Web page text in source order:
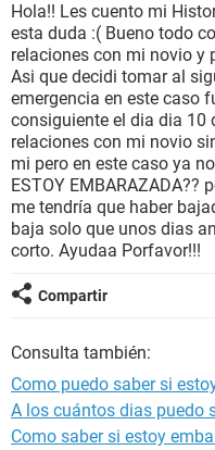
BIENESTAR
SEXUALIDAD
GLOSARIO
Hola!! Les cuento mi
esta duda :( Bueno todo
relaciones con mi novio y
Asi que decidi tomar al
emergencia en este caso
consiguiente el dia dia 10
relaciones con mi novio
mi pero en este caso ya
ESTOY EMBARAZADA??
me tendría que haber
baja solo que unos dias
corto. Ayudaa Porfavor!!!
Compartir
Consulta también:
Como puedo saber si
A los cuántos dias puedo
Como saber si estoy